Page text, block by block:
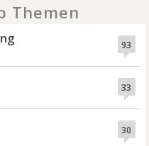
Themen
93
33
30